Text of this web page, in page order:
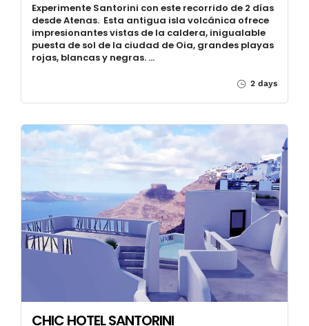
Experimente Santorini con este recorrido de 2 días
desde Atenas. Esta antigua isla volcánica ofrece
impresionantes vistas de la caldera, inigualable
puesta de sol de la ciudad de Oia, grandes playas
rojas, blancas y negras. …
2 days
CHIC HOTEL SANTORINI